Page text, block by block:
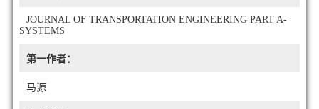
JOURNAL OF TRANSPORTATION ENGINEERING PART A-
SYSTEMS
第一作者：
马源